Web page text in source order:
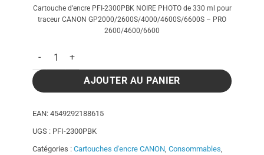
Cartouche d’encre PFI-2300PBK NOIRE PHOTO de 330 ml pour
traceur CANON GP2000/2600S/4000/4600S/6600S – PRO
2600/4600/6600
quantité de Cartouche d'encre PFI-2300PBK Noire Photo -
AJOUTER AU PANIER
EAN: 4549292188615
UGS : PFI-2300PBK
Catégories : Cartouches d'encre CANON Consommables